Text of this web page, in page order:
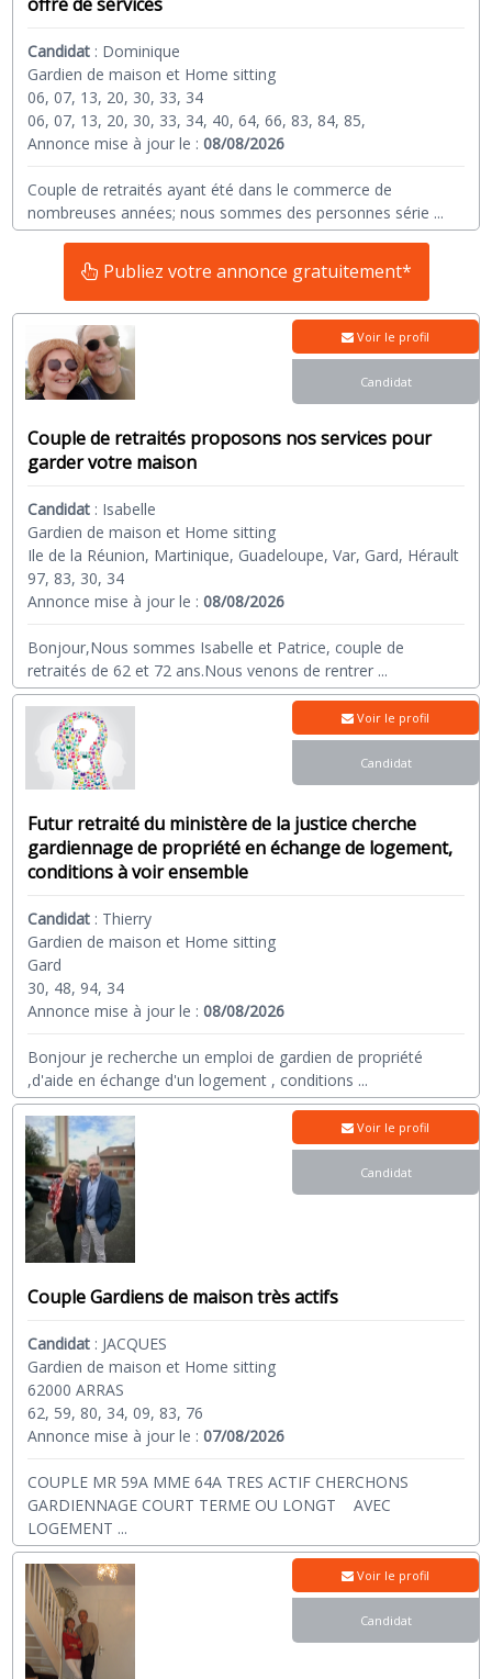
Candidat : Dominique
Gardien de maison et Home sitting
06, 07, 13, 20, 30, 33, 34
06, 07, 13, 20, 30, 33, 34, 40, 64, 66, 83, 84, 85,
Annonce mise à jour le :08/08/2026
Couple de retraités ayant été dans le commerce de
nombreuses années; nous sommes des personnes série ...
Publiez votre annonce gratuitement*
Couple de retraités proposons nos services pour
garder votre maison
Candidat : Isabelle
Gardien de maison et Home sitting
Ile de la Réunion, Martinique, Guadeloupe, Var, Gard, Hérault
97, 83, 30, 34
Annonce mise à jour le :08/08/2026
Bonjour,Nous sommes Isabelle et Patrice, couple de
retraités de 62 et 72 ans.Nous venons de rentrer ...
Voir le profil
Candidat
Futur retraité du ministère de la justice cherche
gardiennage de propriété en échange de logement,
conditions à voir ensemble
Candidat : Thierry
Gardien de maison et Home sitting
Gard
30, 48, 94, 34
Annonce mise à jour le :08/08/2026
Bonjour je recherche un emploi de gardien de propriété
,d'aide en échange d'un logement , conditions ...
Voir le profil
Candidat
Couple Gardiens de maison très actifs
Candidat : JACQUES
Gardien de maison et Home sitting
62000 ARRAS
62, 59, 80, 34, 09, 83, 76
Annonce mise à jour le :07/08/2026
COUPLE MR 59A MME 64A TRES ACTIF CHERCHONS
GARDIENNAGE COURT TERME OU LONGT AVEC
LOGEMENT ...
Voir le profil
Candidat
Voir le profil
Candidat